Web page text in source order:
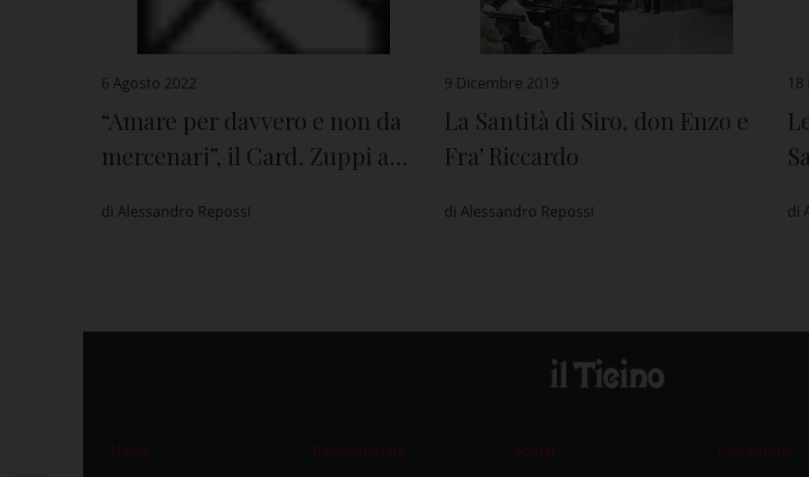
6 Agosto 2022
“Amare per davvero e non da
mercenari”, il Card. Zuppi a
di Alessandro Repossi
9 Dicembre 2019
La Santità di Siro, don Enzo e
Fra’ Riccardo
di Alessandro Repossi di
News
Il settimanale
Social
L’editoriale